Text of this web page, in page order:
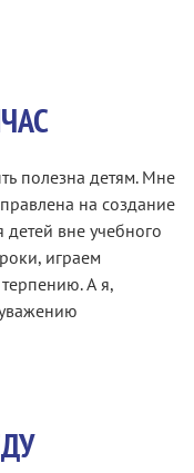
полезна детям. Мне
на создание
вне учебного
играем
А я,